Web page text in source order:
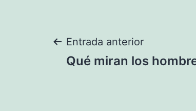
Navegación
Entrada anterior
Qué miran los